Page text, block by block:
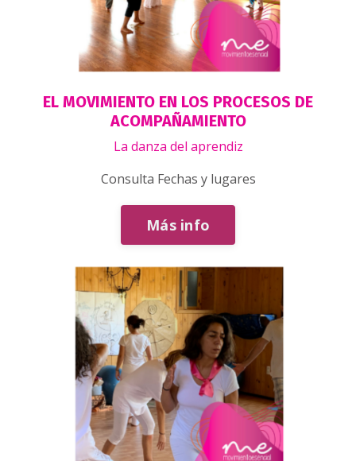
EL MOVIMIENTO EN LOS PROCESOS DE
ACOMPAÑAMIENTO
La danza del aprendiz
Consulta Fechas y lugares
Más info